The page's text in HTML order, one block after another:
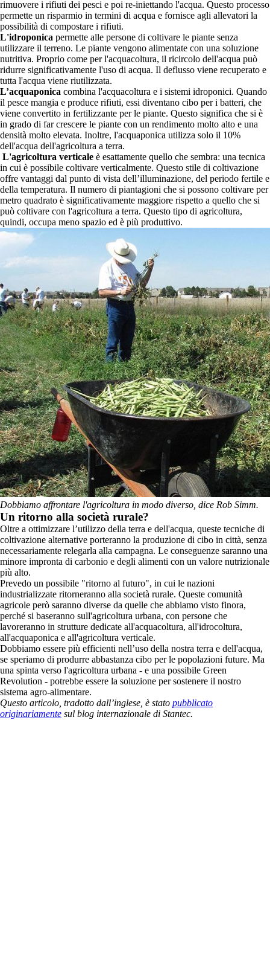
rimuovere i rifiuti dei pesci e poi re-iniettando l'acqua. Questo processo
permette un risparmio in termini di acqua e fornisce agli allevatori la
possibilità di compostare i rifiuti.
L'idroponica permette alle persone di coltivare le piante senza
utilizzare il terreno. Le piante vengono alimentate con una soluzione
nutritiva. Proprio come per l'acquacoltura, il ricircolo dell'acqua può
ridurre significativamente l'uso di acqua. Il deflusso viene recuperato e
tutta l'acqua viene riutilizzata.
L’acquaponica combina l'acquacoltura e i sistemi idroponici. Quando
il pesce mangia e produce rifiuti, essi diventano cibo per i batteri, che
viene convertito in fertilizzante per le piante. Questo significa che si è
in grado di far crescere le piante con un rendimento molto alto e una
densità molto elevata. Inoltre, l'acquaponica utilizza solo il 10%
dell'acqua dell'agricoltura a terra.
L'agricoltura verticale è esattamente quello che sembra: una tecnica
in cui è possibile coltivare verticalmente. Questo stile di coltivazione
offre vantaggi dal punto di vista dell’illuminazione, del periodo fertile e
della temperatura. Il numero di piantagioni che si possono coltivare per
metro quadrato è significativamente maggiore rispetto a quello che si
può coltivare con l'agricoltura a terra. Questo tipo di agricoltura,
quindi, occupa meno spazio ed è più produttivo.
Dobbiamo affrontare l'agricoltura in modo diverso, dice Rob Simm.
Un ritorno alla società rurale?
Oltre a ottimizzare l’utilizzo della terra e dell'acqua, queste tecniche di
coltivazione alternative porteranno la produzione di cibo in città, senza
necessariamente relegarla alla campagna. Le conseguenze saranno una
minore impronta di carbonio e degli alimenti con un valore nutrizionale
più alto.
Prevedo un possibile "ritorno al futuro", in cui le nazioni
industrializzate ritorneranno alla società rurale. Queste comunità
agricole però saranno diverse da quelle che abbiamo visto finora,
perché si baseranno sull'agricoltura urbana, con persone che
lavoreranno in strutture dedicate all'acquacoltura, all'idrocoltura,
all'acquaponica e all'agricoltura verticale.
Dobbiamo essere più efficienti nell’uso della nostra terra e dell'acqua,
se speriamo di produrre abbastanza cibo per le popolazioni future. Ma
una spinta verso l'agricoltura urbana - e una possibile Green
Revolution - potrebbe essere la soluzione per sostenere il nostro
sistema agro-alimentare.
Questo articolo, tradotto dall’inglese, è stato pubblicato
originariamente sul blog internazionale di Stantec.